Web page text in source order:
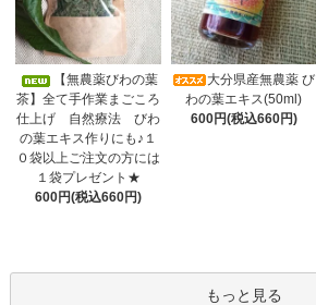
【無農薬びわの葉
茶】全て手作業まごころ
仕上げ 自然療法 びわ
の葉エキス作りにも♪１
０袋以上ご注文の方には
１袋プレゼント★
600円(税込660円)
大分県産無農薬 び
わの葉エキス(50ml)
600円(税込660円)
もっと見る